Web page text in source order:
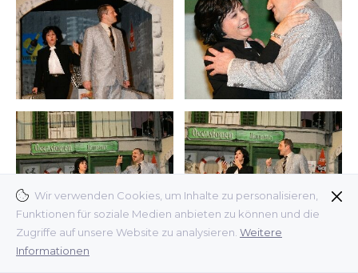
Wir verwenden Cookies, um Inhalte zu personalisieren,
Funktionen für soziale Medien anbieten zu können und die
Zugriffe auf unsere Website zu analysieren. Weitere
Informationen